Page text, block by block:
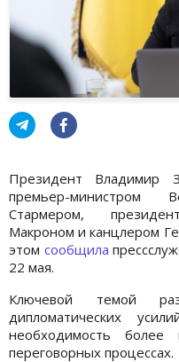
Президент Владимир
премьер-министром
Стармером,
Макроном и канцлером
этом сообщила
22 мая.
Ключевой темой
дипломатических
необходимость
переговорных процессах.